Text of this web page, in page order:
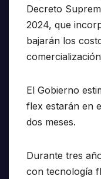
Decreto
2024, que
bajarán los
El Gobierno
flex estarán en
dos meses.
Durante tres
con tecnología